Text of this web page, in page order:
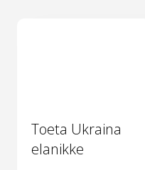
Toeta Ukraina
elanikke